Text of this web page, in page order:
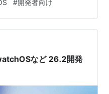
め：まずは様子見、Mac
。 日本時間の2025年11
に次ラウンドのベータが
#開発者向け
など 26.2開発